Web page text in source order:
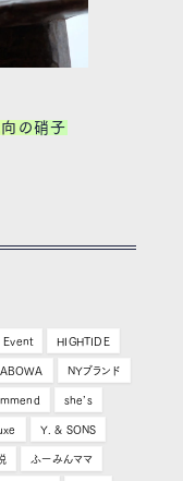
向の硝子
Event HIGHTIDE
NYブランド
she’s
Y. & SONS
ふーみんママ